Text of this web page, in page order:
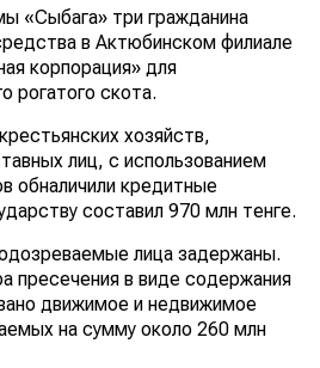
«Сыбага» три гражданина
в Актюбинском филиале
корпорация» для
рогатого скота.
хозяйств,
лиц, с использованием
обналичили кредитные
составил 970 млн тенге.
лица задержаны.
пресечения в виде содержания
движимое и недвижимое
на сумму около 260 млн